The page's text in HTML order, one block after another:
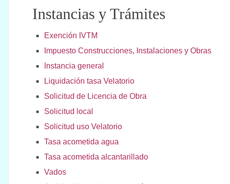
Instancias y Trámites
Exención IVTM
Impuesto Construcciones, Instalaciones y Obras
Instancia general
Liquidación tasa Velatorio
Solicitud de Licencia de Obra
Solicitud local
Solicitud uso Velatorio
Tasa acometida agua
Tasa acometida alcantarillado
Vados